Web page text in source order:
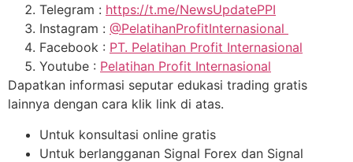
Telegram : https://t.me/NewsUpdatePPI
Instagram : @PelatihanProfitInternasional
Facebook : PT. Pelatihan Profit Internasional
Youtube : Pelatihan Profit Internasional
Dapatkan informasi seputar edukasi trading gratis
lainnya dengan cara klik link di atas.
Untuk konsultasi online gratis
Untuk berlangganan Signal Forex dan Signal